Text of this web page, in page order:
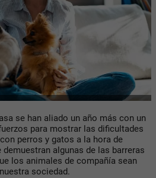
se han aliado un año más con un
para mostrar las dificultades
perros y gatos a la hora de
algunas de las barreras
los animales de compañía sean
sociedad.